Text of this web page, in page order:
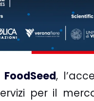
FoodSeed,
per il